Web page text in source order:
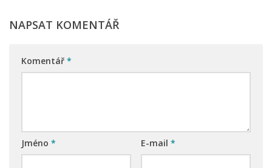
NAPSAT KOMENTÁŘ
Komentář *
Jméno * E-mail *